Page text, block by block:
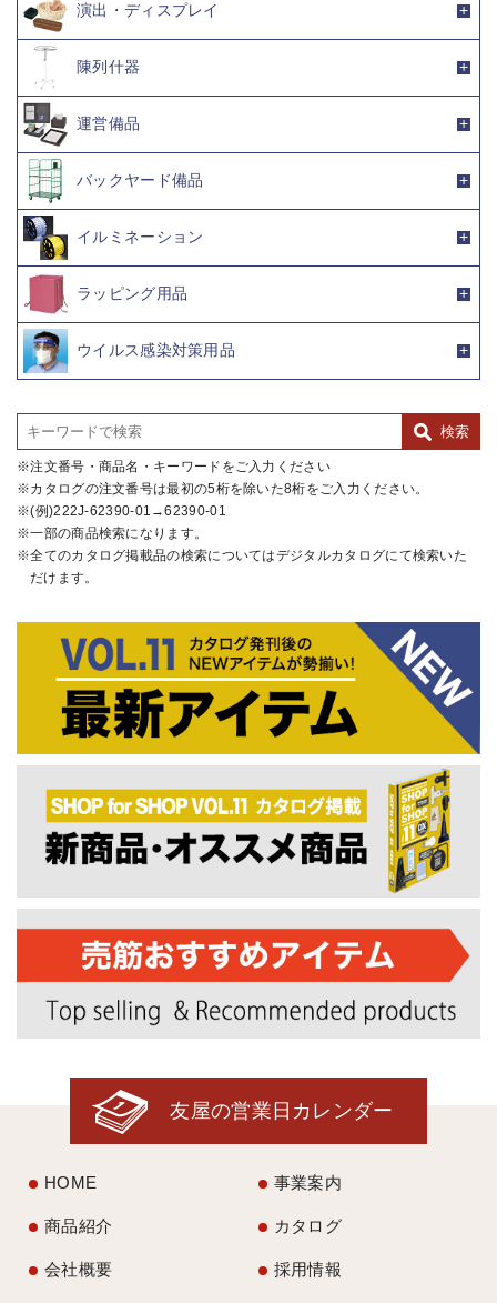
演出・ディスプレイ
陳列什器
運営備品
バックヤード備品
イルミネーション
ラッピング用品
ウイルス感染対策用品
注文番号・商品名・キーワードをご入力ください
カタログの注文番号は最初の5桁を除いた8桁をご入力ください。
(例)222J-62390-01→62390-01
一部の商品検索になります。
全てのカタログ掲載品の検索についてはデジタルカタログにて検索いた
だけます。
友屋の営業日カレンダー
HOME 事業案内
商品紹介 カタログ
会社概要 採用情報